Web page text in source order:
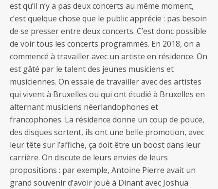
est qu’il n’y a pas deux concerts au même moment,
c’est quelque chose que le public apprécie : pas besoin
de se presser entre deux concerts. C’est donc possible
de voir tous les concerts programmés. En 2018, on a
commencé à travailler avec un artiste en résidence. On
est gâté par le talent des jeunes musiciens et
musiciennes. On essaie de travailler avec des artistes
qui vivent à Bruxelles ou qui ont étudié à Bruxelles en
alternant musiciens néerlandophones et
francophones. La résidence donne un coup de pouce,
des disques sortent, ils ont une belle promotion, avec
leur tête sur l’affiche, ça doit être un boost dans leur
carrière. On discute de leurs envies de leurs
propositions : par exemple, Antoine Pierre avait un
grand souvenir d’avoir joué à Dinant avec Joshua